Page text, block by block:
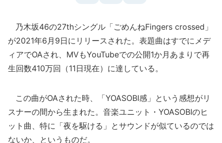
乃木坂46の27thシングル「ごめんねFingers crossed」
が2021年6月9日にリリースされた。表題曲はすでにメデ
ィアでOAされ、MVもYouTubeでの公開1か月あまりで再
生回数410万回（11日現在）に達している。
この曲がOAされた時、「YOASOBI感」という感想がリ
スナーの間から生まれた。音楽ユニット・YOASOBIのヒ
ット曲、特に「夜を駆ける」とサウンドが似ているのでは
ないか、というものだ。